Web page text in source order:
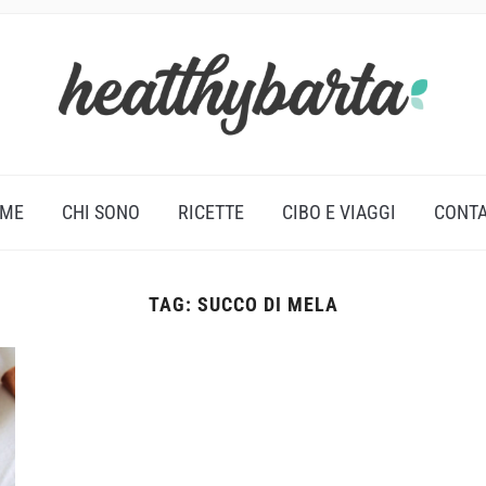
CHI SONO RICETTE CIBO E VIAGGI
TAG: SUCCO DI MELA